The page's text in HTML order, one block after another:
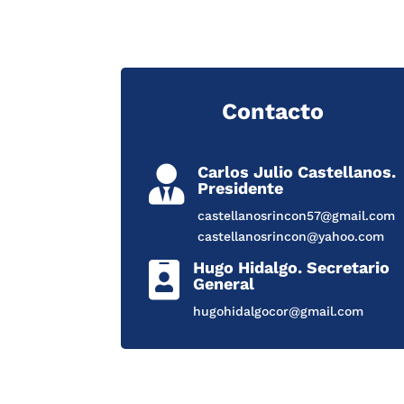
Contacto

Carlos Julio Castellanos.
Presidente
castellanosrincon57@gmail.com
castellanosrincon@yahoo.com

Hugo Hidalgo. Secretario
General
hugohidalgocor@gmail.com